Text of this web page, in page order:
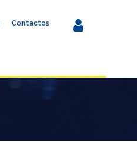
Contactos